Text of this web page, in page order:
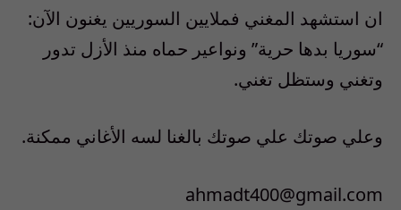
ان استشهد المغني فملايين السوريين يغنون الآن:
“سوريا بدها حرية” ونواعير حماه منذ الأزل تدور
وتغني وستظل تغني.
وعلي صوتك علي صوتك بالغنا لسه الأغاني ممكنة.
ahmadt400@gmail.com